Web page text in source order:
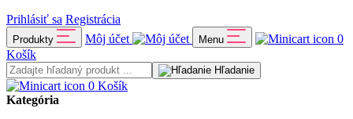
Prihlásiť sa Registrácia
Produkty Môj účet Menu
0
Košík
Hľadanie
0 Košík
Kategória